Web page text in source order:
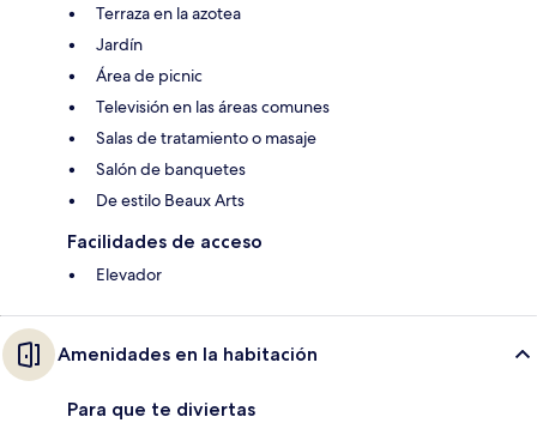
Terraza en la azotea
Jardín
Área de picnic
Televisión en las áreas comunes
Salas de tratamiento o masaje
Salón de banquetes
De estilo Beaux Arts
Facilidades de acceso
Elevador
Amenidades en la habitación
Para que te diviertas